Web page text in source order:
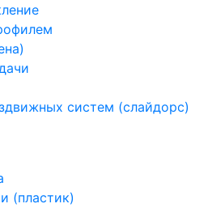
систем (слайдорс)
(пластик)